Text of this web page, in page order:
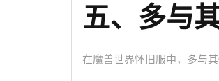
五、多与
在魔兽世界怀旧服中，多与